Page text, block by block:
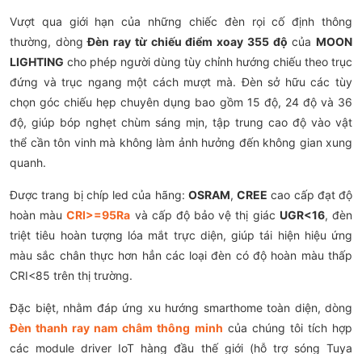
Vượt qua giới hạn của những chiếc đèn rọi cố định thông
thường, dòngĐèn ray từ chiếu điểm xoay 355 độ củaMOON
LIGHTING cho phép người dùng tùy chỉnh hướng chiếu theo trục
đứng và trục ngang một cách mượt mà. Đèn sở hữu các tùy
chọn góc chiếu hẹp chuyên dụng bao gồm 15 độ, 24 độ và 36
độ, giúp bóp nghẹt chùm sáng mịn, tập trung cao độ vào vật
thể cần tôn vinh mà không làm ảnh hưởng đến không gian xung
quanh.
Được trang bị chíp led của hãng: OSRAM, CREE cao cấp đạt độ
hoàn màuCRI>=95Ra và cấp độ bảo vệ thị giác UGR<16, đèn
triệt tiêu hoàn tượng lóa mắt trực diện, giúp tái hiện hiệu ứng
màu sắc chân thực hơn hẳn các loại đèn có độ hoàn màu thấp
CRI<85 trên thị trường.
Đặc biệt, nhằm đáp ứng xu hướng smarthome toàn diện, dòng
Đèn thanh ray nam châm thông minh của chúng tôi tích hợp
các module driver IoT hàng đầu thế giới (hỗ trợ sóng Tuya